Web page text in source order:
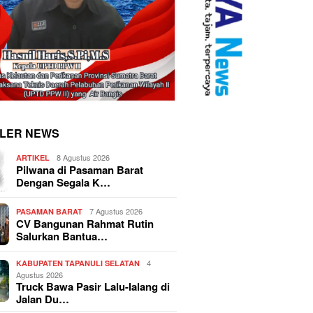
NEWS
ARTIKEL 8 Agustus 2026
Pilwana di Pasaman Barat
Dengan Segala K…
PASAMAN BARAT 7 Agustus 2026
CV Bangunan Rahmat Rutin
Salurkan Bantua…
KABUPATEN TAPANULI SELATAN
4
Agustus 2026
Truck Bawa Pasir Lalu-lalang di
Jalan Du…